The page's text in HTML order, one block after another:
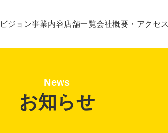
ビジョン事業内容店舗一覧会社概要・アクセス
News
お知らせ